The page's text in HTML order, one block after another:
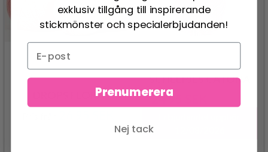
DROPS FLORA
SCHEEPJES CATONA
24.95 SEK
exklusiv tillgång till inspirerande
stickmönster och specialerbjudanden!
Prenumerera
Nej tack